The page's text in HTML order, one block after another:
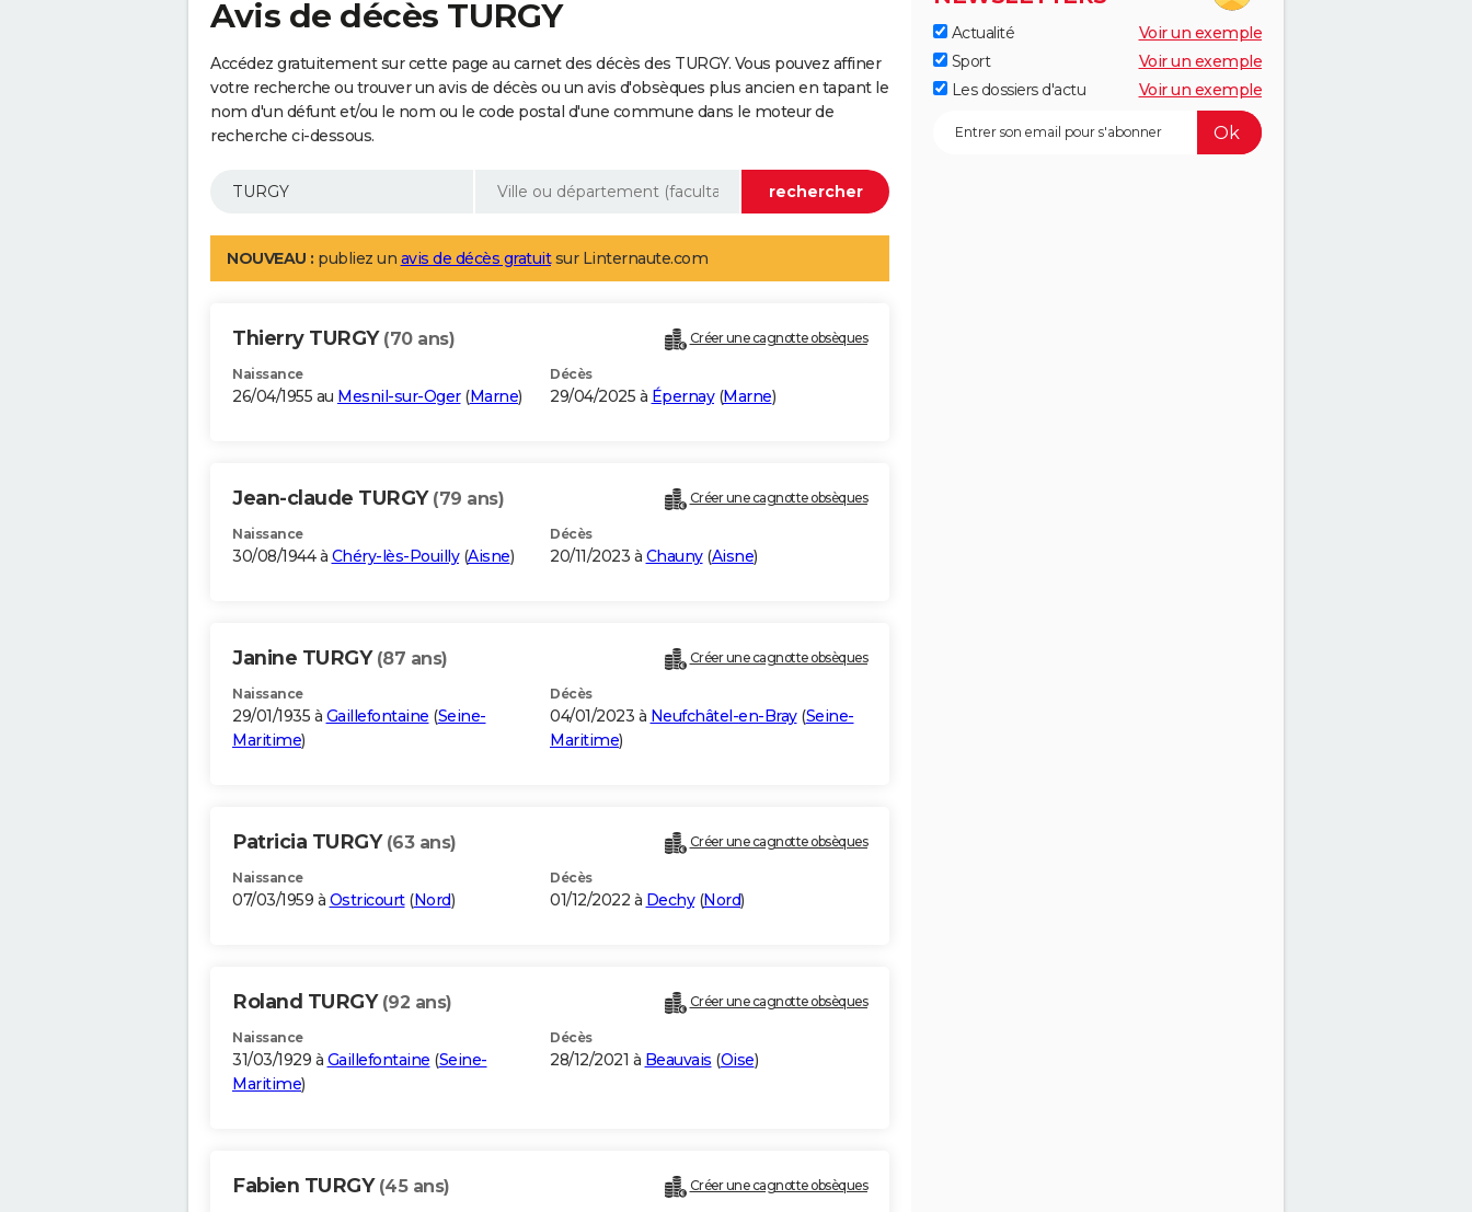
Avis de décès TURGY
Accédez gratuitement sur cette page au carnet des décès des TURGY. Vous pouvez affiner
votre recherche ou trouver un avis de décès ou un avis d'obsèques plus ancien en tapant le
nom d'un défunt et/ou le nom ou le code postal d'une commune dans le moteur de
recherche ci-dessous.
NOUVEAU : publiez un avis de décès gratuitsur Linternaute.com
Thierry TURGY (70 ans) Créer une cagnotte obsèques
Naissance
26/04/1955 au Mesnil-sur-Oger(Marne)
Décès
29/04/2025 à Épernay(Marne)
Jean-claude TURGY (79 ans) Créer une cagnotte obsèques
Naissance
30/08/1944 à Chéry-lès-Pouilly(Aisne)
Décès
20/11/2023 à Chauny(Aisne)
Janine TURGY (87 ans) Créer une cagnotte obsèques
Naissance
29/01/1935 à Gaillefontaine (Seine-
Maritime)
Décès
04/01/2023 à Neufchâtel-en-Bray(Seine-
Maritime)
Patricia TURGY (63 ans) Créer une cagnotte obsèques
Naissance
07/03/1959 à Ostricourt(Nord)
Décès
01/12/2022 à Dechy(Nord)
Roland TURGY (92 ans) Créer une cagnotte obsèques
Naissance
31/03/1929 à Gaillefontaine (Seine-
Maritime)
Décès
28/12/2021 à Beauvais (Oise)
Fabien TURGY (45 ans) Créer une cagnotte obsèques
Actualité
Voir un exemple
Sport
Voir un exemple
Les dossiers d'actu
Voir un exemple